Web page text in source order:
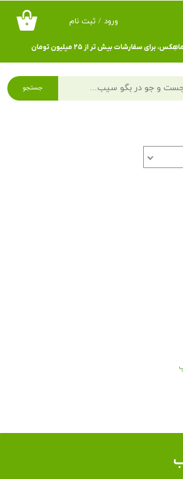
۰ ورود / ثبت نام
سفارشات بیش تر از ۲۵ میلیون تومان
جستجو